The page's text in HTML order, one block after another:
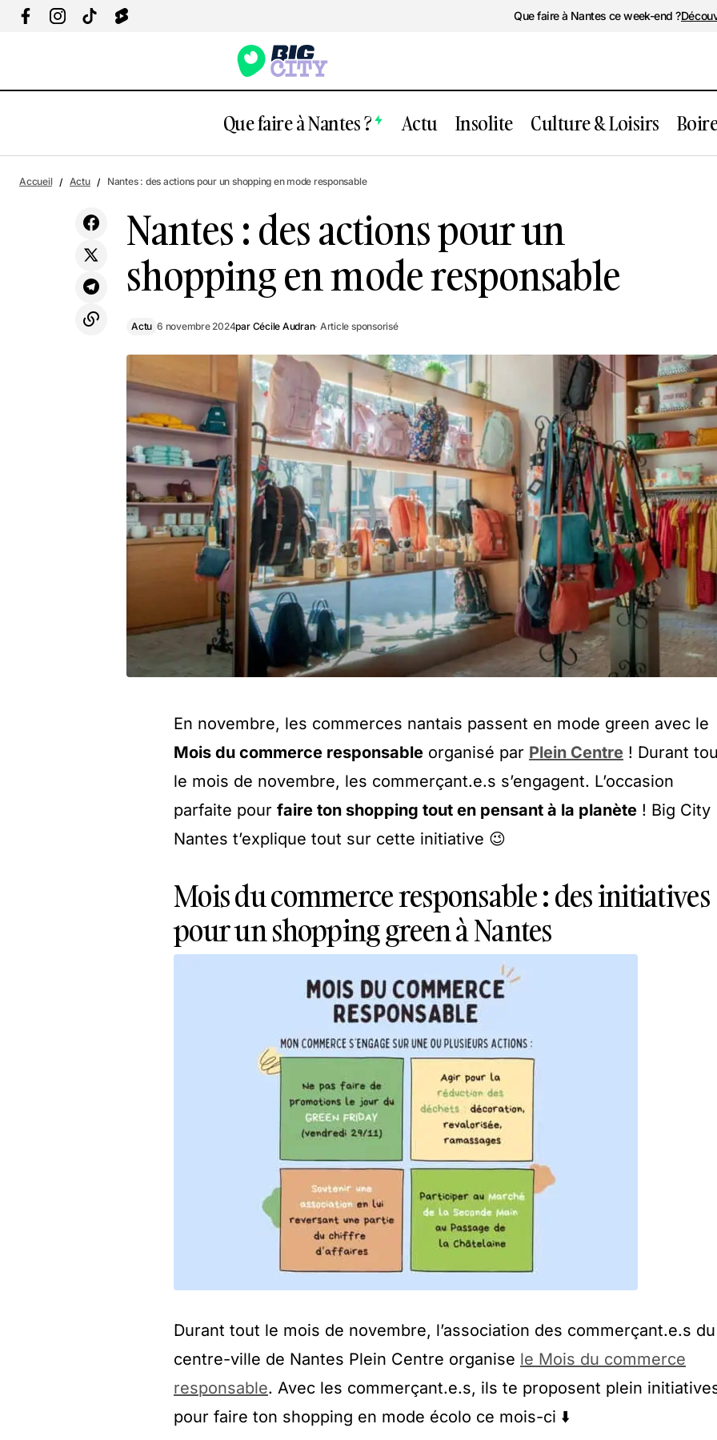
Que faire à Nantes ce week-end ?
Que faire à Nantes ? Actu Insolite Culture & Loisirs
festivités de Noël aux Galeries Lafayette
Actu Nantes : des actions pour un shopping en mode
Accueil Actu Nantes : des actions pour un shopping en mode responsable
Nantes : des actions pour un
shopping en mode responsable
Actu 6 novembre 2024par Cécile Audran· Article sponsorisé
En novembre, les commerces nantais passent en mode green avec le
Mois du commerce responsable organisé par Plein Centre ! Durant
le mois de novembre, les commerçant.e.s s’engagent. L’occasion
parfaite pour faire ton shopping tout en pensant à la planète ! Big City
Nantes t’explique tout sur cette initiative 😉
Mois du commerce responsable : des initiatives
pour un shopping green à Nantes
Durant tout le mois de novembre, l’association des commerçant.e.s du
centre-ville de Nantes Plein Centre organise le Mois du commerce
responsable. Avec les commerçant.e.s, ils te proposent plein
pour faire ton shopping en mode écolo ce mois-ci ⬇️